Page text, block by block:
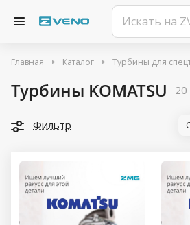
Главная Каталог Турбины для
Турбины KOMATSU 20
Фильтр